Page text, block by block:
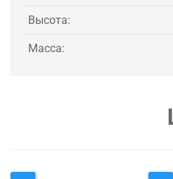
Высота:
Масса: